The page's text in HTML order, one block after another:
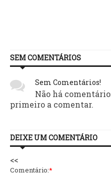
SEM COMENTÁRIOS
Sem Comentários!
Não há
primeiro a comentar.
DEIXE UM COMENTÁRIO
<<
Comentário:*